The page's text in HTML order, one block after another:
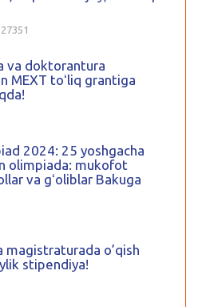
va doktorantura
MEXT toʻliq grantiga
2024: 25 yoshgacha
olimpiada: mukofot
va gʻoliblar Bakuga
magistraturada o’qish
stipendiya!